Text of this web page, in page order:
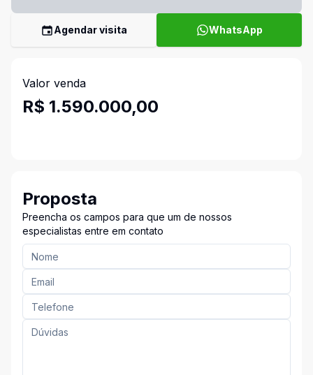
Agendar visita WhatsApp
Valor venda
R$ 1.590.000,00
Proposta
Preencha os campos para que um de nossos
especialistas entre em contato